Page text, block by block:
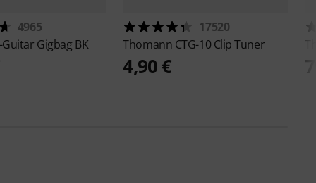
4965
Guitar Gigbag BK
17520
Thomann CTG-10 Clip Tuner
4,90 €